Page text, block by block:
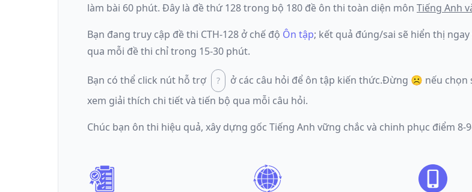
làm bài 60 phút. Đây là đềthứ 128trong bộ 180 đề ôn thi toàn diện môn Tiếng Anh
Bạn đang truy cập đề thi CTH-128 ở chế độ Ôn tập; kết quả đúng/sai sẽ hiển thị
qua mỗi đề thi chỉ trong 15-30 phút.
Bạn có thể click nút hỗ trợ ở các câu hỏi để ôn tập kiến thức.Đừng ☹️ nếu chọn
xem giải thích chi tiết và tiến bộ qua mỗi câu hỏi.
Chúc bạn ôn thi hiệu quả, xây dựng gốc Tiếng Anh vững chắc và chinh phục điểm 8-